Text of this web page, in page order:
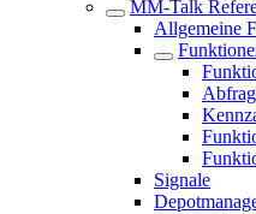
MM-Talk
Allgemeine
Signale